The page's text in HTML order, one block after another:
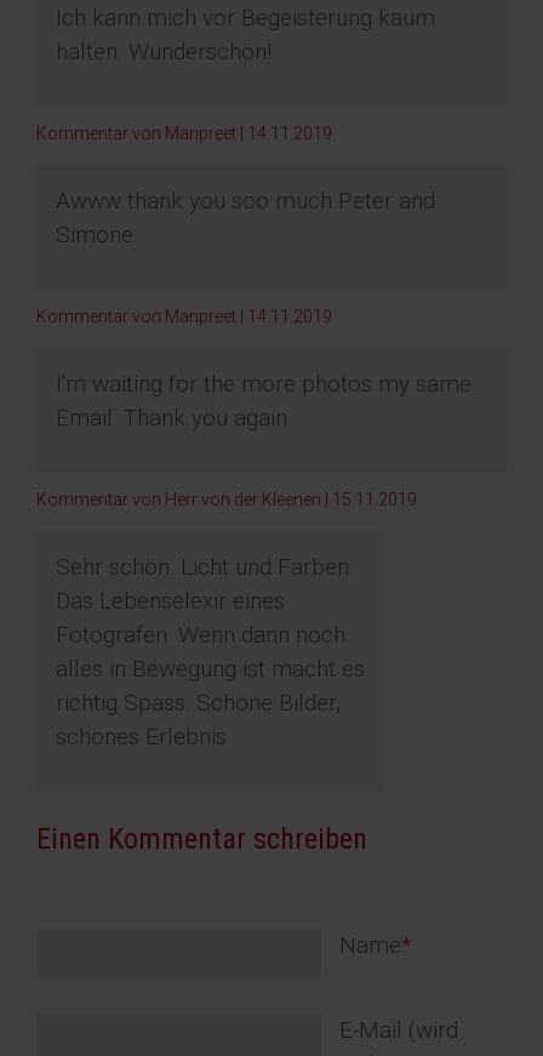
Ich kann mich vor Begeisterung kaum
halten. Wunderschön!
Kommentar von Manpreet | 14.11.2019
Awww thank you soo much Peter and
Simone
Kommentar von Manpreet | 14.11.2019
I'm waiting for the more photos my same
Email. Thank you again
Kommentar von Herr von der Kleenen | 15.11.2019
Sehr schön. Licht und Farben.
Das Lebenselexir eines
Fotografen. Wenn dann noch
alles in Bewegung ist macht es
richtig Spass. Schöne Bilder,
schönes Erlebnis
Einen Kommentar schreiben
Pflichtfeld
Name*
Pflichtfeld
E-Mail (wird